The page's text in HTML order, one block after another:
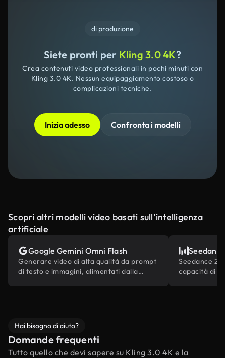
di produzione
Siete pronti per Kling 3.0 4K?
Crea contenuti video professionali in pochi minuti con
Kling 3.0 4K. Nessun equipaggiamento costoso o
complicazioni tecniche.
Inizia adesso Confronta i modelli
Scopri altri modelli video basati sull’intelligenza
artificiale
Google Gemini Omni Flash
Generare video di alta qualità da prompt
di testo e immagini, alimentati dalla
Seedance
capacità di
Hai bisogno di aiuto?
Domande frequenti
Tutto quello che devi sapere su Kling 3.0 4K e la